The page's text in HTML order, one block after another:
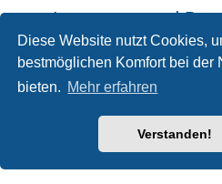
Diese Website nutzt Cookies,
bestmöglichen Komfort bei der
bieten. Mehr erfahren
Verstanden!
Impressum und